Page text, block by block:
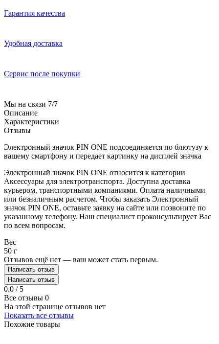
Гарантия качества
Удобная доставка
Сервис после покупки
Мы на связи 7/7
Описание
Характеристики
Отзывы
Электронный значок PIN ONE подсоединяется по блютузу к
вашему смартфону и передает картинку на дисплей значка
Электронный значок PIN ONE относится к категории
Аксессуары для электротранспорта. Доступна доставка
курьером, транспортными компаниями. Оплата наличными
или безналичным расчетом. Чтобы заказать Электронный
значок PIN ONE, оставьте заявку на сайте или позвоните по
указанному телефону. Наш специалист проконсультирует Вас
по всем вопросам.
Вес
50 г
Отзывов ещё нет — ваш может стать первым.
Написать отзыв
Написать отзыв
0.0 / 5
Все отзывы 0
На этой странице отзывов нет
Показать все отзывы
Похожие товары